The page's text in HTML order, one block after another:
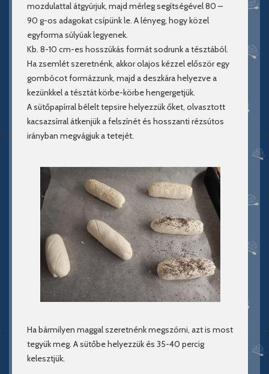
mozdulattal átgyúrjuk, majd mérleg segítségével 80 –
90 g-os adagokat csípünk le. A lényeg, hogy közel
egyforma súlyúak legyenek.
Kb. 8-10 cm-es hosszúkás formát sodrunk a tésztából.
Ha zsemlét szeretnénk, akkor olajos kézzel először egy
gombócot formázzunk, majd a deszkára helyezve a
kezünkkel a tésztát körbe-körbe hengergetjük.
A sütőpapírral bélelt tepsire helyezzük őket, olvasztott
kacsazsírral átkenjük a felszínét és hosszanti rézsútos
irányban megvágjuk a tetejét.
Ha bármilyen maggal szeretnénk megszórni, azt is most
tegyük meg. A sütőbe helyezzük és 35-40 percig
kelesztjük.